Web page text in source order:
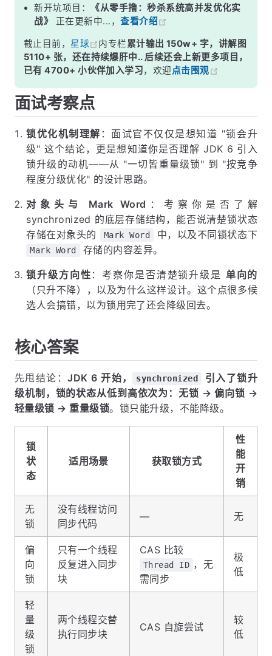
总结新开坑项目：
《从零手撸：秒杀系统高并发优化实
战》
正在更新中...，查看介绍
截止目前， 星球 内专栏累计输出 150w+ 字，讲解图
5110+ 张，还在持续爆肝中.. 后续还会上新更多项目，
已有 4700+ 小伙伴加入学习，欢迎点击围观
面试考察点
锁优化机制理解 ：面试官不仅仅是想知道 "锁会升
级" 这个结论，更是想知道你是否理解 JDK 6 引入
锁升级的动机——从 "一切皆重量级锁" 到 "按竞争
程度分级优化" 的设计思路。
对象头与 Mark Word ：考察你是否了解
synchronized 的底层存储结构，能否说清楚锁状态
存储在对象头的
Mark Word 中，以及不同锁状态下
Mark Word 存储的内容差异。
锁升级方向性 ：考察你是否清楚锁升级是 单向的
（只升不降），以及为什么这样设计。这个点很多候
选人会搞错，以为锁用完了还会降级回去。
核心答案
先甩结论：JDK 6 开始， synchronized
引入了锁升
级机制，锁的状态从低到高依次为：无锁 → 偏向锁 →
轻量级锁 → 重量级锁。锁只能升级，不能降级。
锁
状
态
适用场景 获取锁方式
性
能
开
销
无
锁
没有线程访问
同步代码
— 无
偏
向
锁
只有一个线程
反复进入同步
块
CAS 比较
Thread ID ，无
需同步
极
低
轻
量
级
锁
两个线程交替
执行同步块
CAS 自旋尝试
较
低